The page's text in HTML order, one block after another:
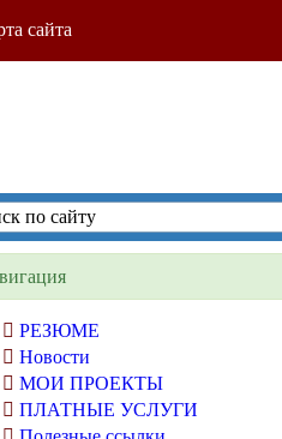
сайта
РЕЗЮМЕ
Новости
МОИ ПРОЕКТЫ
ПЛАТНЫЕ УСЛУГИ